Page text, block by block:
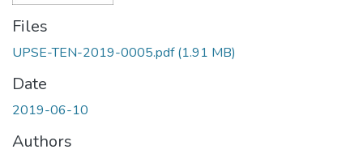
Files
UPSE-TEN-2019-0005.pdf(1.91 MB)
Date
2019-06-10
Authors